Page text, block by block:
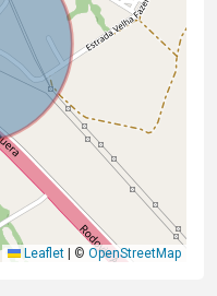
Leaflet | © OpenStreetMap